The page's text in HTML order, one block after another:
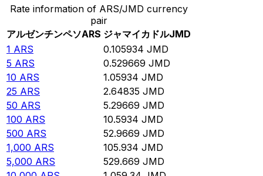
Rate information of ARS/JMD currency
pair
アルゼンチンペソARS ジャマイカドルJMD
1 ARS 0.105934 JMD
5 ARS 0.529669 JMD
10 ARS 1.05934 JMD
25 ARS 2.64835 JMD
50 ARS 5.29669 JMD
100 ARS 10.5934 JMD
500 ARS 52.9669 JMD
1,000 ARS 105.934 JMD
5,000 ARS 529.669 JMD